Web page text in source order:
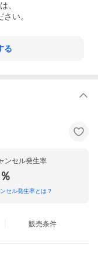
、
い。
る
ンセル発生率
セル発生率とは？
販売条件